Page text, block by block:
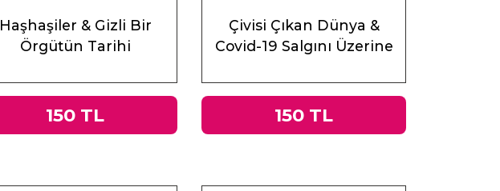
Haşhaşiler & Gizli Bir
Örgütün Tarihi
150 TL
Çivisi Çıkan Dünya &
Covid-19 Salgını Üzerine
150 TL